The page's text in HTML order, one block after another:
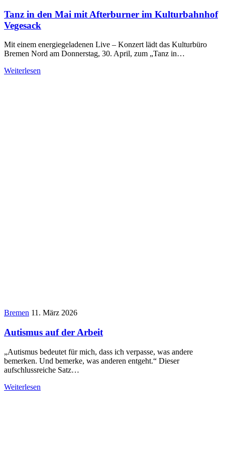
Tanz in den Mai mit Afterburner im Kulturbahnhof
Vegesack
Mit einem energiegeladenen Live – Konzert lädt das Kulturbüro
Bremen Nord am Donnerstag, 30. April, zum „Tanz in…
Weiterlesen
Bremen 11. März 2026
Autismus auf der Arbeit
„Autismus bedeutet für mich, dass ich verpasse, was andere
bemerken. Und bemerke, was anderen entgeht.“ Dieser
aufschlussreiche Satz…
Weiterlesen